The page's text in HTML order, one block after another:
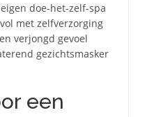
doe-het-zelf-spa
met zelfverzorging
verjongd gevoel
gezichtsmasker
een